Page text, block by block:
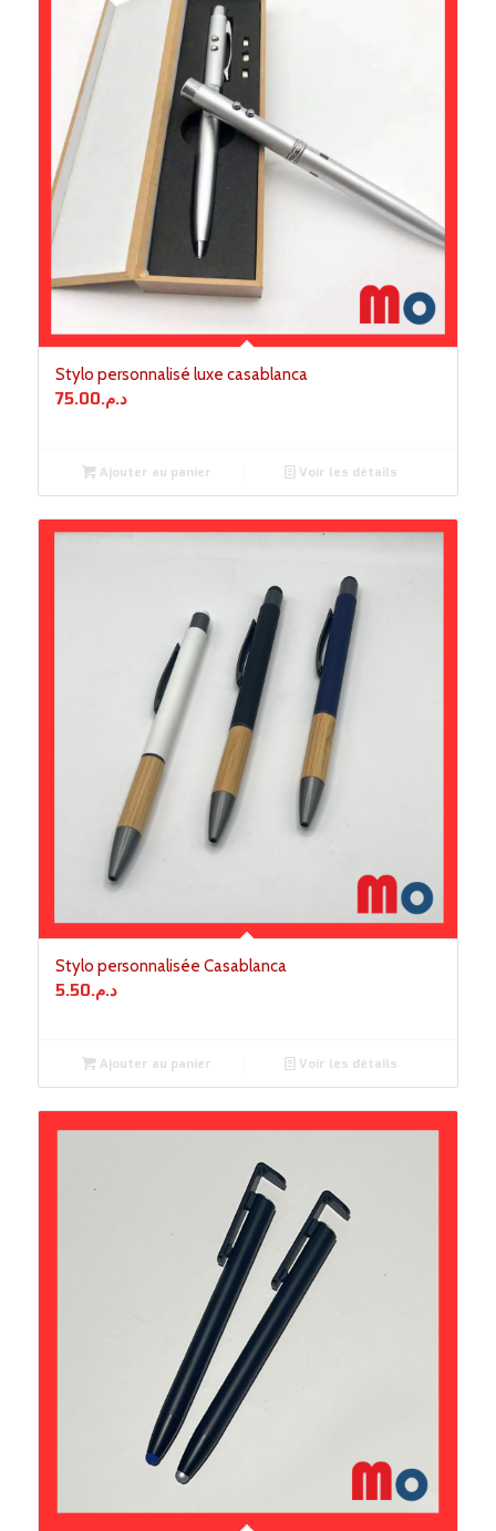
Stylo personnalisé luxe casablanca
د.م.75.00
Ajouter au panier Voir les détails
Stylo personnalisée Casablanca
د.م.5.50
Ajouter au panier Voir les détails